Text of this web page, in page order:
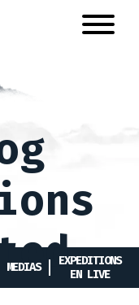
MEDIAS
EXPEDITIONS
EN LIVE